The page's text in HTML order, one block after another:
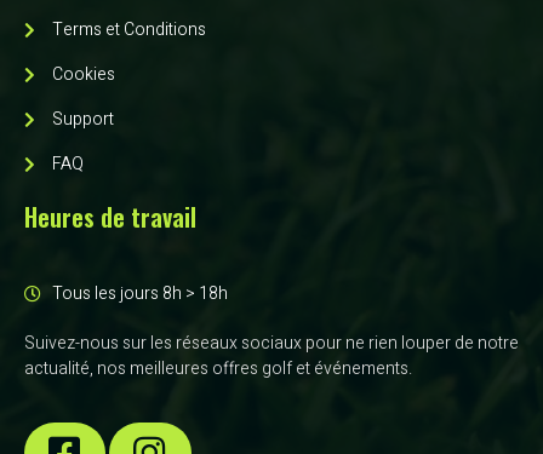
Terms et Conditions
Cookies
Support
FAQ
Heures de travail
Tous les jours 8h > 18h
Suivez-nous sur les réseaux sociaux pour ne rien louper de notre
actualité, nos meilleures offres golf et événements.